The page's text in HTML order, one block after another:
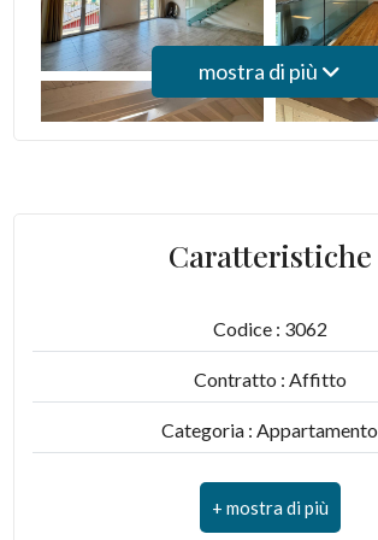
mostra di più
Caratteristiche
Codice : 3062
Contratto : Affitto
Categoria : Appartamento
Indirizzo : Piazza Ramelli 9
CAP : 6916
Posto auto/Box
Balcone/Terrazzo